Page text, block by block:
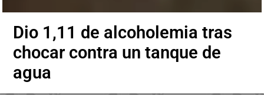
Dio 1,11 de alcoholemia tras
chocar contra un tanque de
agua